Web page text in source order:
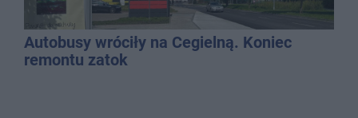
Autobusy wróciły na Cegielną. Koniec
remontu zatok